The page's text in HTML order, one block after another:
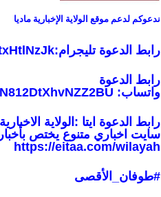
ندعوكم لدعم موقع الولاية الإخبارية ماديا
رابط الدعوة تليجرام:
رابط الدعوة
واتساب:
رابط الدعوة ايتا :الولاية الاخبارية
سايت اخباري متنوع يختص
https://eitaa.com/wilayah
#طوفان_الأقصى